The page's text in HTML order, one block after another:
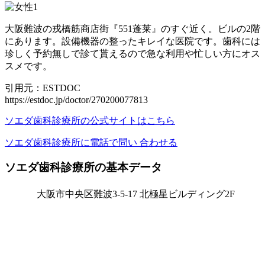
大阪難波の戎橋筋商店街『551蓬莱』のすぐ近く。ビルの2階
にあります。設備機器の整ったキレイな医院です。歯科には
珍しく予約無しで診て貰えるので急な利用や忙しい方にオス
スメです。
引用元：ESTDOC
https://estdoc.jp/doctor/270200077813
ソエダ歯科診療所の公式サイトはこちら
ソエダ歯科診療所に電話で問い 合わせる
ソエダ歯科診療所の基本データ
大阪市中央区難波3-5-17 北極星ビルディング2F